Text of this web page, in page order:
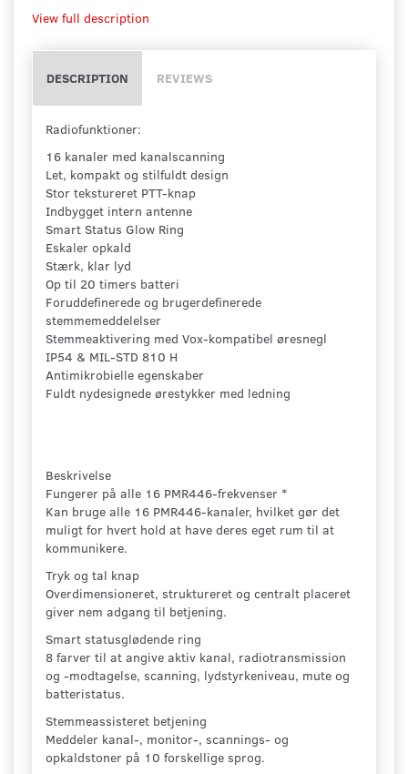
View full description
DESCRIPTION REVIEWS
Radiofunktioner:
16 kanaler med kanalscanning
Let, kompakt og stilfuldt design
Stor tekstureret PTT-knap
Indbygget intern antenne
Smart Status Glow Ring
Eskaler opkald
Stærk, klar lyd
Op til 20 timers batteri
Foruddefinerede og brugerdefinerede
stemmemeddelelser
Stemmeaktivering med Vox-kompatibel øresnegl
IP54 & MIL-STD 810 H
Antimikrobielle egenskaber
Fuldt nydesignede ørestykker med ledning
Beskrivelse
Fungerer på alle 16 PMR446-frekvenser *
Kan bruge alle 16 PMR446-kanaler, hvilket gør det
muligt for hvert hold at have deres eget rum til at
kommunikere.
Tryk og tal knap
Overdimensioneret, struktureret og centralt placeret
giver nem adgang til betjening.
Smart statusglødende ring
8 farver til at angive aktiv kanal, radiotransmission
og -modtagelse, scanning, lydstyrkeniveau, mute og
batteristatus.
Stemmeassisteret betjening
Meddeler kanal-, monitor-, scannings- og
opkaldstoner på 10 forskellige sprog.